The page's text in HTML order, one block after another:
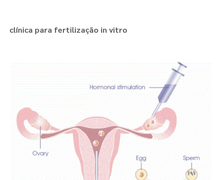
clínica para fertilização in vitro